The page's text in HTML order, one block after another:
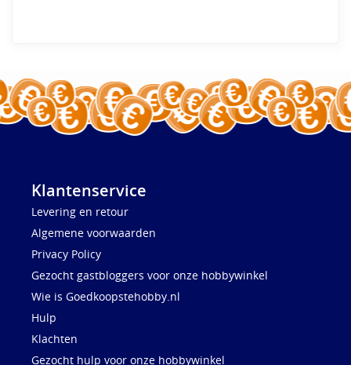
Klantenservice
Levering en retour
Algemene voorwaarden
Privacy Policy
Gezocht gastbloggers voor onze hobbywinkel
Wie is Goedkoopstehobby.nl
Hulp
Klachten
Gezocht hulp voor onze hobbywinkel